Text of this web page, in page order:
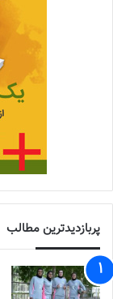
پربازدیدترین مطالب